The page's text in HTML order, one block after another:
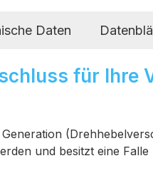
Daten
für Ihre
und besitzt eine